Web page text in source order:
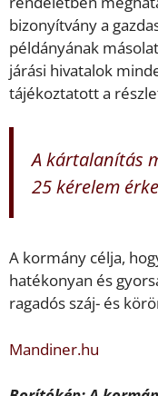
bizonyítvány a
példányának
járási hivatalok
tájékoztatott a
A kártalanítás
25 kérelem
A kormány célja,
hatékonyan és
ragadós száj- és
Mandiner.hu